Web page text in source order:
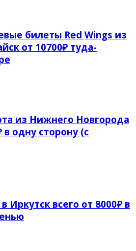
билеты Red Wings из
от 10700₽ туда-
из Нижнего Новгорода
в одну сторону (с
Иркутск всего от 8000₽ в